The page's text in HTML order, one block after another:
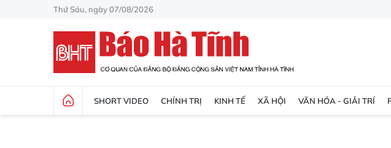
Thứ Sáu, ngày 07/08/2026
SHORT VIDEO CHÍNH TRỊ KINH TẾ XÃ HỘI VĂN HÓA - GIẢI TRÍ